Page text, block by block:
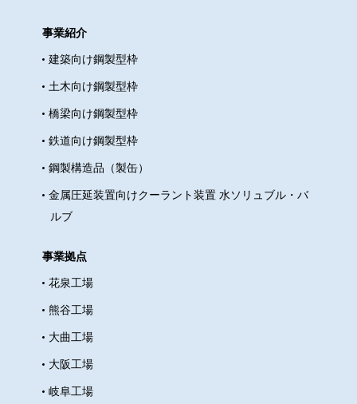
事業紹介
建築向け鋼製型枠
土木向け鋼製型枠
橋梁向け鋼製型枠
鉄道向け鋼製型枠
鋼製構造品（製缶）
金属圧延装置向けクーラント装置 水ソリュブル・バ
ルブ
事業拠点
花泉工場
熊谷工場
大曲工場
大阪工場
岐阜工場